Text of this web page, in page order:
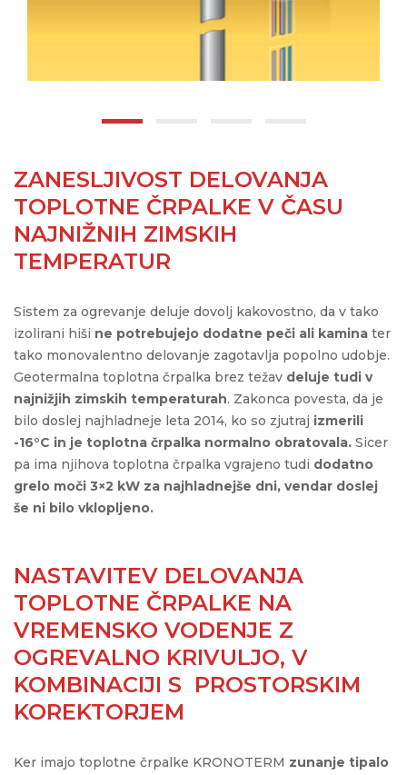
ZANESLJIVOST DELOVANJA
TOPLOTNE ČRPALKE V ČASU
NAJNIŽNIH ZIMSKIH
TEMPERATUR
Sistem za ogrevanje deluje dovolj kakovostno, da v tako
izolirani hiši ne potrebujejo dodatne peči ali kamina ter
tako monovalentno delovanje zagotavlja popolno udobje.
Geotermalna toplotna črpalka brez težav deluje tudi v
najnižjih zimskih temperaturah. Zakonca povesta, da je
bilo doslej najhladneje leta 2014, ko so zjutraj izmerili
-16°C in je toplotna črpalka normalno obratovala. Sicer
pa ima njihova toplotna črpalka vgrajeno tudi dodatno
grelo moči 3×2 kW za najhladnejše dni, vendar doslej
še ni bilo vklopljeno.
NASTAVITEV DELOVANJA
TOPLOTNE ČRPALKE NA
VREMENSKO VODENJE Z
OGREVALNO KRIVULJO, V
KOMBINACIJI S PROSTORSKIM
KOREKTORJEM
Ker imajo toplotne črpalke KRONOTERM zunanje tipalo